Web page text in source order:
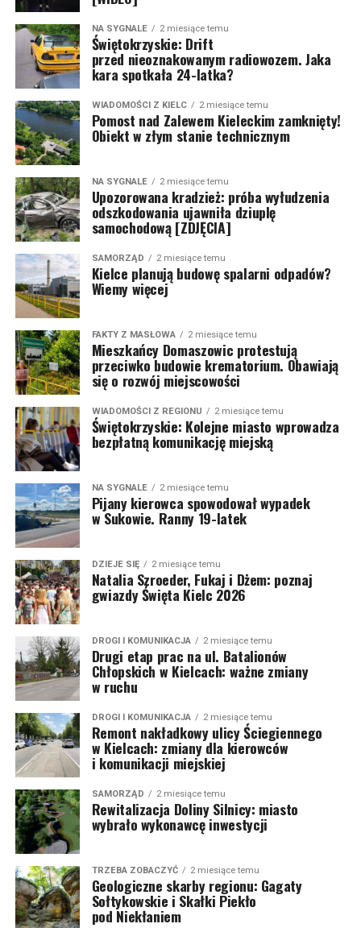
NA SYGNALE 2 miesiące temu
Świętokrzyskie: Drift
przed nieoznakowanym radiowozem. Jaka
kara spotkała 24-latka?
WIADOMOŚCI Z KIELC 2 miesiące temu
Pomost nad Zalewem Kieleckim zamknięty!
Obiekt w złym stanie technicznym
NA SYGNALE 2 miesiące temu
Upozorowana kradzież: próba wyłudzenia
odszkodowania ujawniła dziuplę
samochodową [ZDJĘCIA]
SAMORZĄD 2 miesiące temu
Kielce planują budowę spalarni odpadów?
Wiemy więcej
FAKTY Z MASŁOWA 2 miesiące temu
Mieszkańcy Domaszowic protestują
przeciwko budowie krematorium. Obawiają
się o rozwój miejscowości
WIADOMOŚCI Z REGIONU 2 miesiące temu
Świętokrzyskie: Kolejne miasto wprowadza
bezpłatną komunikację miejską
NA SYGNALE 2 miesiące temu
Pijany kierowca spowodował wypadek
w Sukowie. Ranny 19-latek
DZIEJE SIĘ 2 miesiące temu
Natalia Szroeder, Fukaj i Dżem: poznaj
gwiazdy Święta Kielc 2026
DROGI I KOMUNIKACJA 2 miesiące temu
Drugi etap prac na ul. Batalionów
Chłopskich w Kielcach: ważne zmiany
w ruchu
DROGI I KOMUNIKACJA 2 miesiące temu
Remont nakładkowy ulicy Ściegiennego
w Kielcach: zmiany dla kierowców
i komunikacji miejskiej
SAMORZĄD 2 miesiące temu
Rewitalizacja Doliny Silnicy: miasto
wybrało wykonawcę inwestycji
TRZEBA ZOBACZYĆ 2 miesiące temu
Geologiczne skarby regionu: Gagaty
Sołtykowskie i Skałki Piekło
pod Niekłaniem